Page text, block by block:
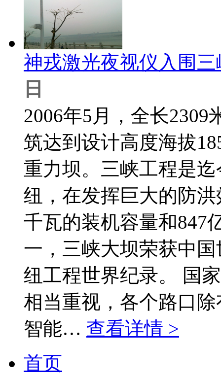
神戎激光夜视仪入围
日
2006年5月，全长
筑达到设计高度海拔
重力坝。三峡工程是
纽，在发挥巨大的防
千瓦的装机容量和847
一，三峡大坝荣获中
纽工程世界纪录。 国
相当重视，各个路口
智能… 查看详情 >
首页